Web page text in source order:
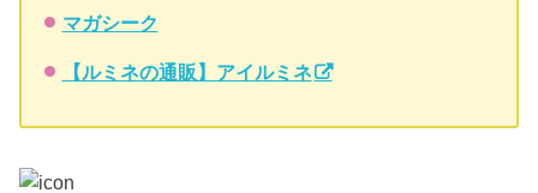
マガシーク
【ルミネの通販】アイルミネ